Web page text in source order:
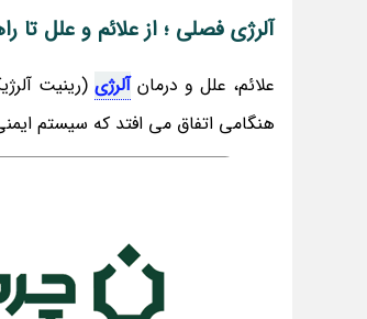
آلرژی فصلی ؛ از علائم و علل تا
علائم، علل و درمانآلرژی(رینیت
هنگامی اتفاق می افتد که سیستم